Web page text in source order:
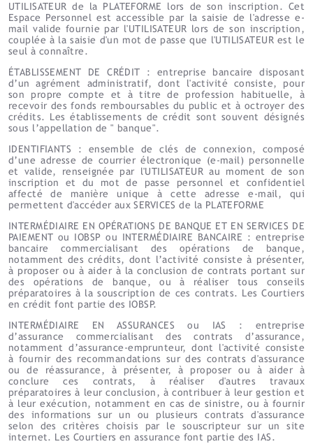
UTILISATEUR de la PLATEFORME lors de son inscription. Cet
Espace Personnel est accessible par la saisie de l'adresse e-
mail valide fournie par l'UTILISATEUR lors de son inscription,
couplée à la saisie d'un mot de passe que l'UTILISATEUR est le
seul à connaître.
ÉTABLISSEMENT DE CRÉDIT : entreprise bancaire disposant
d’un agrément administratif, dont l'activité consiste, pour
son propre compte et à titre de profession habituelle, à
recevoir des fonds remboursables du public et à octroyer des
crédits. Les établissements de crédit sont souvent désignés
sous l’appellation de " banque".
IDENTIFIANTS : ensemble de clés de connexion, composé
d’une adresse de courrier électronique (e-mail) personnelle
et valide, renseignée par l'UTILISATEUR au moment de son
inscription et du mot de passe personnel et confidentiel
affecté de manière unique à cette adresse e-mail, qui
permettent d'accéder aux SERVICES de la PLATEFORME
INTERMÉDIAIRE EN OPÉRATIONS DE BANQUE ET EN SERVICES DE
PAIEMENT ou IOBSP ou INTERMÉDIAIRE BANCAIRE : entreprise
bancaire commercialisant des opérations de banque,
notamment des crédits, dont l’activité consiste à présenter,
à proposer ou à aider à la conclusion de contrats portant sur
des opérations de banque, ou à réaliser tous conseils
préparatoires à la souscription de ces contrats. Les Courtiers
en crédit font partie des IOBSP.
INTERMÉDIAIRE EN ASSURANCES ou IAS : entreprise
d’assurance commercialisant des contrats d’assurance,
notamment d’assurance-emprunteur, dont l'activité consiste
à fournir des recommandations sur des contrats d'assurance
ou de réassurance, à présenter, à proposer ou à aider à
conclure ces contrats, à réaliser d'autres travaux
préparatoires à leur conclusion, à contribuer à leur gestion et
à leur exécution, notamment en cas de sinistre, ou à fournir
des informations sur un ou plusieurs contrats d'assurance
selon des critères choisis par le souscripteur sur un site
internet. Les Courtiers en assurance font partie des IAS.